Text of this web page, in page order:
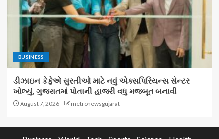
BUSINESS
ડીઝાઇન કેફેએ સુરતીઓ માટે નવું એક્સપિરિયન્સ સેન્ટર
ખોલ્યું, ગુજરાતમાં પોતાની હાજરી વધુ મજબૂત બનાવી
August 7, 2026 metronewsgujarat